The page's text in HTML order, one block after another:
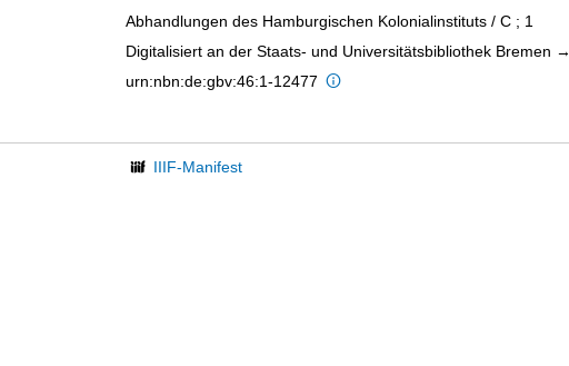
Abhandlungen des Hamburgischen Kolonialinstituts / C ; 1
Digitalisiert an der Staats- und Universitätsbibliothek Bremen →
urn:nbn:de:gbv:46:1-12477
IIIF-Manifest